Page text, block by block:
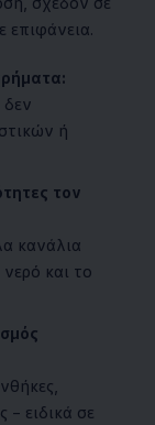
επιφάνεια.
ή
τον
κανάλια
και το
– ειδικά σε